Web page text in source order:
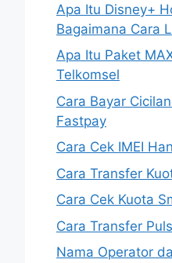
Apa Itu Disney+
Bagaimana Cara
Apa Itu Paket
Telkomsel
Cara Bayar
Fastpay
Cara Cek IMEI
Cara Transfer
Cara Cek Kuota
Cara Transfer
Nama Operator